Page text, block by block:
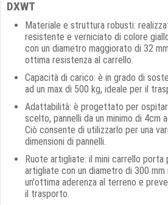
DXWT
Materiale e struttura robusti:
resistente e verniciato di colore
con un diametro maggiorato di 32
ottima resistenza al carrello.
Capacità di carico: è in grado di
ad un max di 500 kg, ideale per il
Adattabilità: è progettato per
scelto, pannelli da un minimo di 4cm
Ciò consente di utilizzarlo per una
dimensioni di pannelli.
Ruote artigliate: il mini carrello
artigliate con un diametro di 300
un'ottima aderenza al terreno e
il trasporto.